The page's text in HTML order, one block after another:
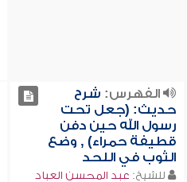
الفهرس: شرح
حديث: (جعل تحت
رسول الله حين دفن
قطيفة حمراء) , وضع
الثوب في اللحد
للشيخ: عبد المحسن العباد